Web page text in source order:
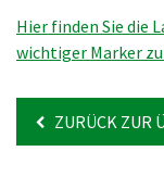
Hier finden Sie die
wichtiger Marker
ZURÜCK ZUR